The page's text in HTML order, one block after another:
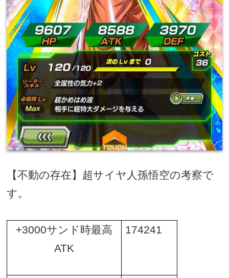
【不動の存在】超サイヤ人孫悟空の考察で
す。
+3000サンド時最高
ATK
174241